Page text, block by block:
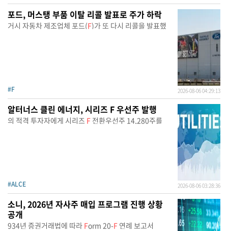
포드, 머스탱 부품 이탈 리콜 발표로 주가 하락
거시 자동차 제조업체 포드(F)가 또 다시 리콜을 발표했
#F 2026-08-06 04:29:13
알터너스 클린 에너지, 시리즈 F 우선주 발행
의 적격 투자자에게 시리즈 F 전환우선주 14,280주를
#ALCE 2026-08-06 03:28:36
소니, 2026년 자사주 매입 프로그램 진행 상황
공개
934년 증권거래법에 따라 Form 20-F 연례 보고서